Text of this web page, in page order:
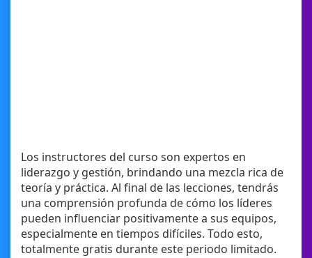
Los instructores del curso son expertos en
liderazgo y gestión, brindando una mezcla rica de
teoría y práctica. Al final de las lecciones, tendrás
una comprensión profunda de cómo los líderes
pueden influenciar positivamente a sus equipos,
especialmente en tiempos difíciles. Todo esto,
totalmente gratis durante este periodo limitado.